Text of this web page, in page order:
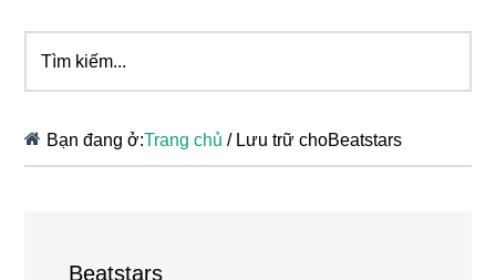
kiếm...
Bạn đang ở:Trang chủ /Lưu trữ choBeatstars
Beatstars